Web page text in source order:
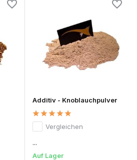
Additiv - Knoblauchpulver
Vergleichen
...
Auf Lager